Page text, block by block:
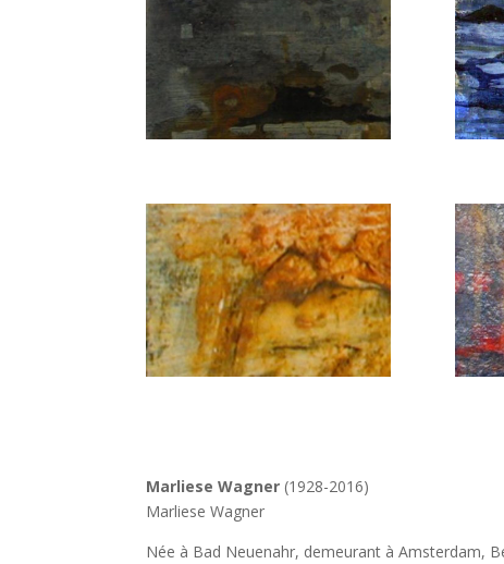
Marliese Wagner (1928-2016)
Marliese Wagner
Née à Bad Neuenahr, demeurant à Amsterdam,